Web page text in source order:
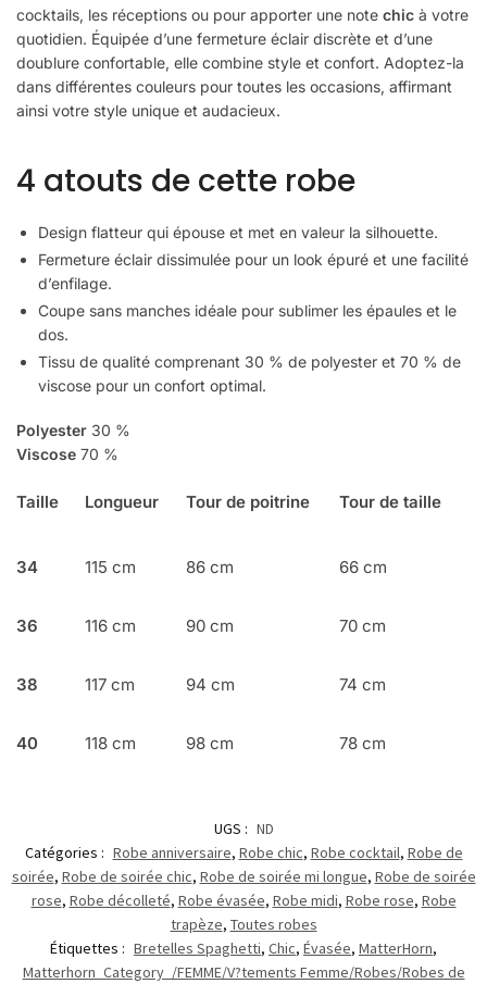
cocktails, les réceptions ou pour apporter une note chic à votre
quotidien. Équipée d’une fermeture éclair discrète et d’une
doublure confortable, elle combine style et confort. Adoptez-la
dans différentes couleurs pour toutes les occasions, affirmant
ainsi votre style unique et audacieux.
4 atouts de cette robe
Design flatteur qui épouse et met en valeur la silhouette.
Fermeture éclair dissimulée pour un look épuré et une facilité
d’enfilage.
Coupe sans manches idéale pour sublimer les épaules et le
dos.
Tissu de qualité comprenant 30 % de polyester et 70 % de
viscose pour un confort optimal.
Polyester 30 %
Viscose 70 %
Taille Longueur Tour de poitrine Tour de taille
34 115 cm 86 cm 66 cm
36 116 cm 90 cm 70 cm
38 117 cm 94 cm 74 cm
40 118 cm 98 cm 78 cm
UGS : ND
Catégories : Robe anniversaire, Robe chic, Robe cocktail, Robe de
soirée, Robe de soirée chic, Robe de soirée mi longue, Robe de soirée
rose, Robe décolleté, Robe évasée, Robe midi, Robe rose, Robe
trapèze, Toutes robes
Étiquettes : Bretelles Spaghetti, Chic, Évasée, MatterHorn,
Matterhorn_Category_/FEMME/V?tements Femme/Robes/Robes de